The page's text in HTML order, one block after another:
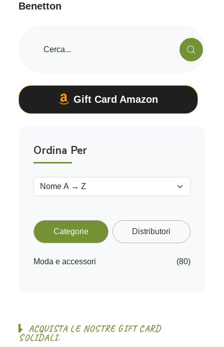
Benetton
ACQUISTA LE NOSTRE GIFT CARD
SOLIDALI.
Gift Card Amazon
Ordina Per
Categorie Distributori
Moda e accessori (80)